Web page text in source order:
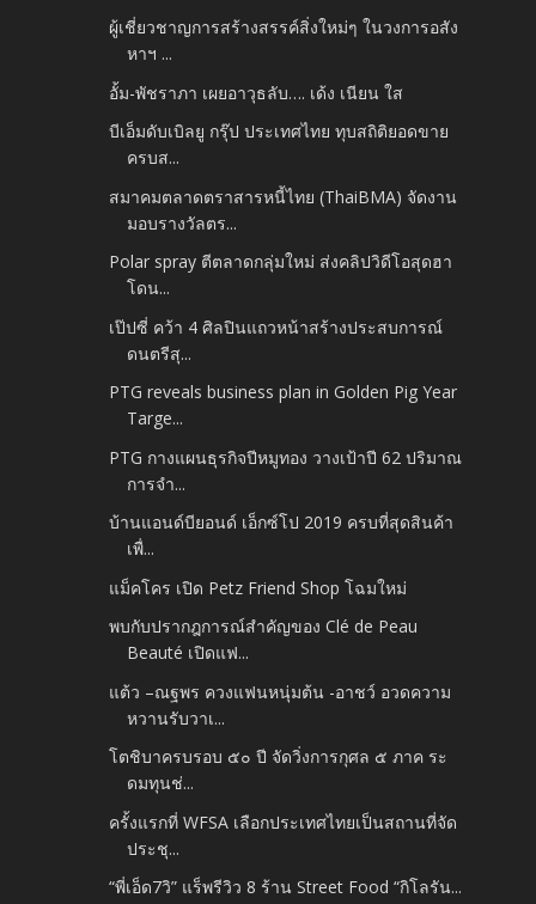
ผู้เชี่ยวชาญการสร้างสรรค์สิ่งใหม่ๆ ในวงการอสัง
หาฯ ...
อั้ม-พัชราภา เผยอาวุธลับ…. เด้ง เนียน ใส
บีเอ็มดับเบิลยู กรุ๊ป ประเทศไทย ทุบสถิติยอดขาย
ครบส...
สมาคมตลาดตราสารหนี้ไทย (ThaiBMA) จัดงาน
มอบรางวัลตร...
Polar spray ตีตลาดกลุ่มใหม่ ส่งคลิปวิดีโอสุดฮา
โดน...
เป๊ปซี่ คว้า 4 ศิลปินแถวหน้าสร้างประสบการณ์
ดนตรีสุ...
PTG reveals business plan in Golden Pig Year
Targe...
PTG กางแผนธุรกิจปีหมูทอง วางเป้าปี 62 ปริมาณ
การจำ...
บ้านแอนด์บียอนด์ เอ็กซ์โป 2019 ครบที่สุดสินค้า
เพื่...
แม็คโคร เปิด Petz Friend Shop โฉมใหม่
พบกับปรากฎการณ์สำคัญของ Clé de Peau
Beauté เปิดแฟ...
แต้ว –ณฐพร ควงแฟนหนุ่มต้น -อาชว์ อวดความ
หวานรับวาเ...
โตชิบาครบรอบ ๕๐ ปี จัดวิ่งการกุศล ๕ ภาค ระ
ดมทุนช่...
ครั้งแรกที่ WFSA เลือกประเทศไทยเป็นสถานที่จัด
ประชุ...
“พี่เอ็ด7วิ” แร็พรีวิว 8 ร้าน Street Food “กิโลรัน...